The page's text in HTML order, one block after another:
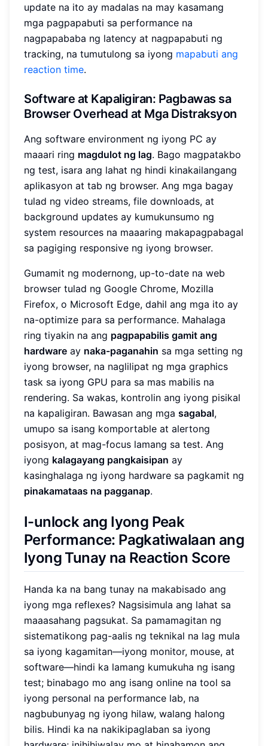
update na ito ay madalas na may kasamang
mga pagpapabuti sa performance na
nagpapababa ng latency at nagpapabuti ng
tracking, na tumutulong sa iyong mapabuti ang
reaction time.
Software at Kapaligiran: Pagbawas sa
Browser Overhead at Mga Distraksyon
Ang software environment ng iyong PC ay
maaari ring magdulot ng lag. Bago magpatakbo
ng test, isara ang lahat ng hindi kinakailangang
aplikasyon at tab ng browser. Ang mga bagay
tulad ng video streams, file downloads, at
background updates ay kumukunsumo ng
system resources na maaaring makapagpabagal
sa pagiging responsive ng iyong browser.
Gumamit ng modernong, up-to-date na web
browser tulad ng Google Chrome, Mozilla
Firefox, o Microsoft Edge, dahil ang mga ito ay
na-optimize para sa performance. Mahalaga
ring tiyakin na ang pagpapabilis gamit ang
hardware ay naka-paganahin sa mga setting ng
iyong browser, na naglilipat ng mga graphics
task sa iyong GPU para sa mas mabilis na
rendering. Sa wakas, kontrolin ang iyong pisikal
na kapaligiran. Bawasan ang mga sagabal,
umupo sa isang komportable at alertong
posisyon, at mag-focus lamang sa test. Ang
iyong kalagayang pangkaisipan ay
kasinghalaga ng iyong hardware sa pagkamit ng
pinakamataas na pagganap.
I-unlock ang Iyong Peak
Performance: Pagkatiwalaan ang
Iyong Tunay na Reaction Score
Handa ka na bang tunay na makabisado ang
iyong mga reflexes? Nagsisimula ang lahat sa
maaasahang pagsukat. Sa pamamagitan ng
sistematikong pag-aalis ng teknikal na lag mula
sa iyong kagamitan—iyong monitor, mouse, at
software—hindi ka lamang kumukuha ng isang
test; binabago mo ang isang online na tool sa
iyong personal na performance lab, na
nagbubunyag ng iyong hilaw, walang halong
bilis. Hindi ka na nakikipaglaban sa iyong